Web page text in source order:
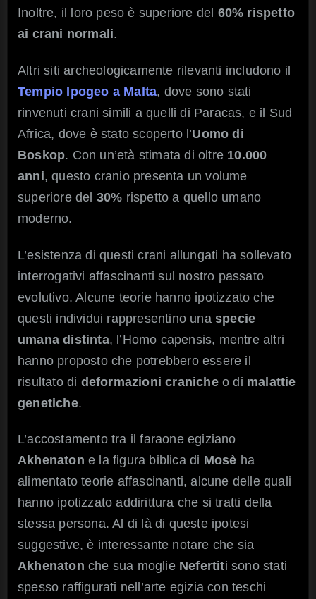
Inoltre, il loro peso è superiore del 60% rispetto
ai crani normali.
Altri siti archeologicamente rilevanti includono il
Tempio Ipogeo a Malta, dove sono stati
rinvenuti crani simili a quelli di Paracas, e il Sud
Africa, dove è stato scoperto l’Uomo di
Boskop. Con un’età stimata di oltre 10.000
anni, questo cranio presenta un volume
superiore del 30% rispetto a quello umano
moderno.
L’esistenza di questi crani allungati ha sollevato
interrogativi affascinanti sul nostro passato
evolutivo. Alcune teorie hanno ipotizzato che
questi individui rappresentino una specie
umana distinta, l’Homo capensis, mentre altri
hanno proposto che potrebbero essere il
risultato di deformazioni cranicheo di malattie
genetiche.
L’accostamento tra il faraone egiziano
Akhenaton e la figura biblica di Mosè ha
alimentato teorie affascinanti, alcune delle quali
hanno ipotizzato addirittura che si tratti della
stessa persona. Al di là di queste ipotesi
suggestive, è interessante notare che sia
Akhenaton che sua moglie Nefertiti sono stati
spesso raffigurati nell’arte egizia con teschi